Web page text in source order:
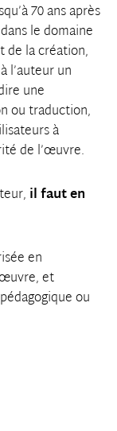
70 ans après
le domaine
de la création,
l’auteur un
une
ou traduction,
à
de l’œuvre.
il faut en
en
et
ou